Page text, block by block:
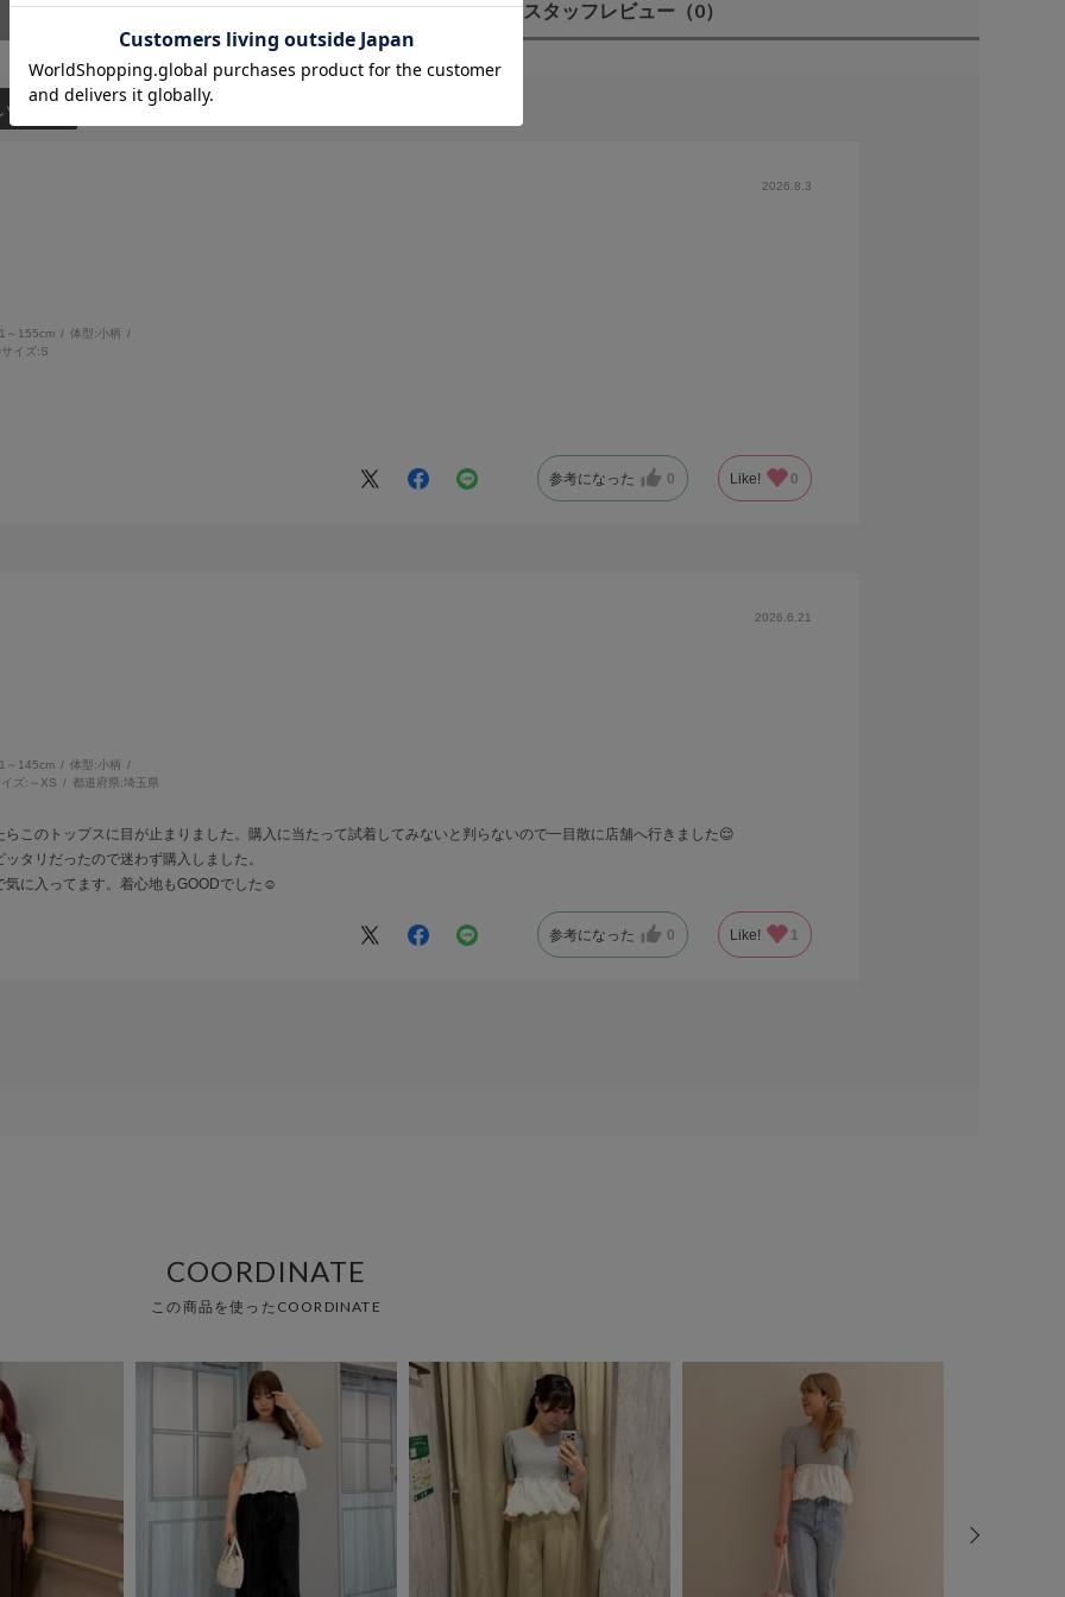
スタッフレビュー （0）
順
2026.8.3
～155cm 体型:小柄
イズ:S
参考になった 0 Like! 0
2026.6.21
～145cm 体型:小柄
ズ: ～XS 都道府県:埼玉県
このトップスに目が止まりました。購入に当たって試着してみないと判らないので一目散に店舗へ行きました😌
タリだったので迷わず購入しました。
に入ってます。着心地もGOODでした☺️
参考になった 0 Like! 1
COORDINATE
この商品を使ったCOORDINATE